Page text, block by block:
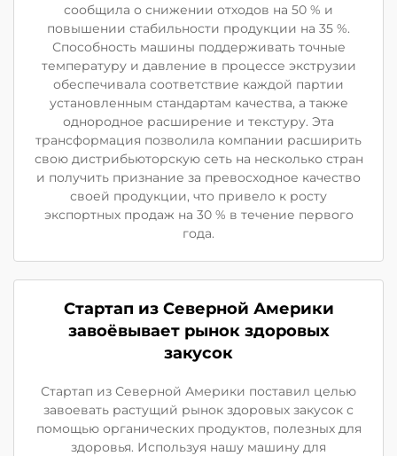
сообщила о снижении отходов на 50 % и
повышении стабильности продукции на 35 %.
Способность машины поддерживать точные
температуру и давление в процессе экструзии
обеспечивала соответствие каждой партии
установленным стандартам качества, а также
однородное расширение и текстуру. Эта
трансформация позволила компании расширить
свою дистрибьюторскую сеть на несколько стран
и получить признание за превосходное качество
своей продукции, что привело к росту
экспортных продаж на 30 % в течение первого
года.
Стартап из Северной Америки
завоёвывает рынок здоровых
закусок
Стартап из Северной Америки поставил целью
завоевать растущий рынок здоровых закусок с
помощью органических продуктов, полезных для
здоровья. Используя нашу машину для